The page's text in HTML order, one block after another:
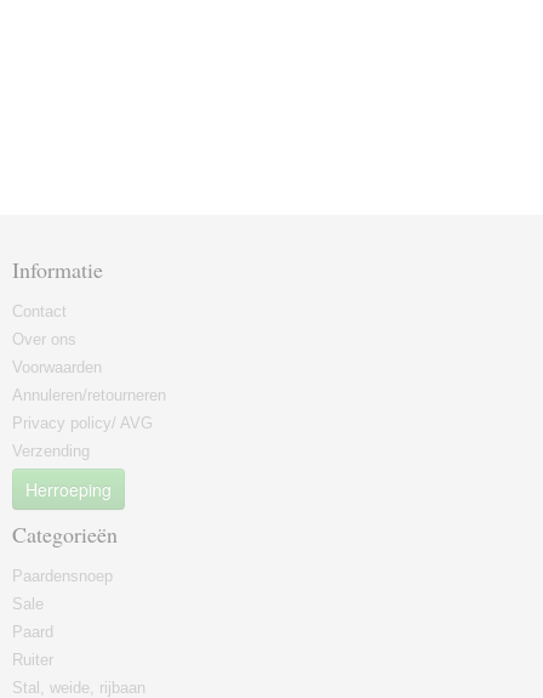
Informatie
Contact
Over ons
Voorwaarden
Annuleren/retourneren
Privacy policy/ AVG
Verzending
Herroeping
Categorieën
Paardensnoep
Sale
Paard
Ruiter
Stal, weide, rijbaan